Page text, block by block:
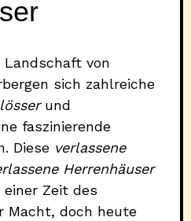
von
sich zahlreiche
und
faszinierende
Diese verlassene
Herrenhäuser
Zeit des
Macht, doch heute